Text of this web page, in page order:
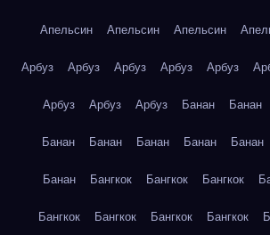
Апельсин Апельсин Апельсин
Арбуз Арбуз Арбуз Арбуз Арбуз
Арбуз Арбуз Арбуз Банан Банан
Банан Банан Банан Банан Банан
Банан Бангкок Бангкок Бангкок
Бангкок Бангкок Бангкок Бангкок